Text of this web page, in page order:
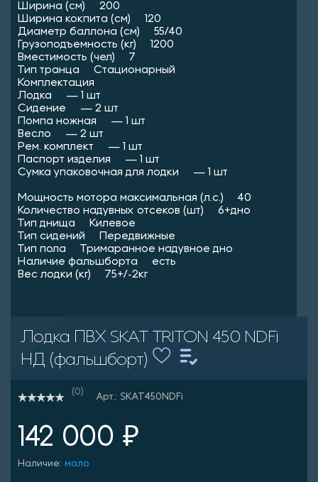
Ширина (см) 200
Ширина кокпита (см) 120
Диаметр баллона (см) 55/40
Грузоподъемность (кг) 1200
Вместимость (чел) 7
Тип транца Стационарный
Комплектация
Лодка — 1 шт
Сидение — 2 шт
Помпа ножная — 1 шт
Весло — 2 шт
Рем. комплект — 1 шт
Паспорт изделия — 1 шт
Сумка упаковочная для лодки — 1 шт
Мощность мотора максимальная (л.с.) 40
Количество надувных отсеков (шт) 6+дно
Тип днища Килевое
Тип сидений Передвижные
Тип пола Тримаранное надувное дно
Наличие фальшборта есть
Вес лодки (кг) 75+/-2кг
Лодка ПВХ SKAT TRITON 450 NDFi
НД (фальшборт)
(0)
Арт.: SKAT450NDFi
142 000 ₽
Наличие: мало